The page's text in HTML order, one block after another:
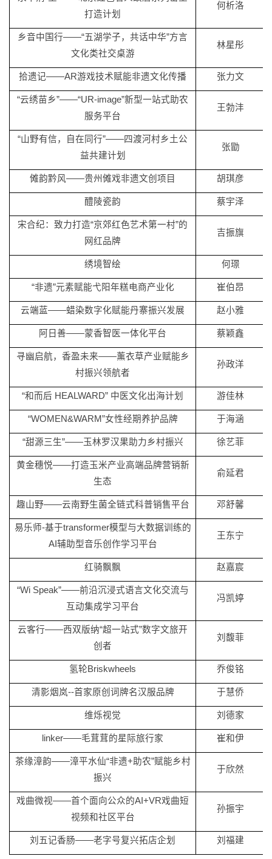
打造计划
何析洛
乡音中国行——“五湖学子，共话中华”方言
文化类社交桌游
林星彤
拾遗记——AR游戏技术赋能非遗文化传播 张力文
“云绣苗乡”——“UR-image”新型一站式助农
服务平台
王勃沣
“山野有信，自在同行”——四渡河村乡土公
益共建计划
张勖
傩韵黔风——贵州傩戏非遗文创项目 胡琪彦
醴陵瓷韵 蔡宇泽
宋合纪：致力打造“京郊红色艺术第一村”的
网红品牌
吉振旗
绣境智绘 何璟
“非遗”元素赋能弋阳年糕电商产业化 崔伯昂
云端蓝——蜡染数字化赋能丹寨振兴发展 赵小雅
阿日善——蒙香智医一体化平台 蔡颖鑫
寻幽启航，香盈未来——薰衣草产业赋能乡
村振兴领航者
孙政洋
“和而后 HEALWARD” 中医文化出海计划 游佳林
“WOMEN&WARM”女性经期养护品牌 于海涵
“甜源三生”——玉林罗汉果助力乡村振兴 徐艺菲
黄金穗悦——打造玉米产业高端品牌营销新
生态
俞延君
趣山野——云南野生菌全链式科普销售平台 邓舒馨
易乐师-基于transformer模型与大数据训练的
AI辅助型音乐创作学习平台
王东宁
红骑飘飘 赵嘉宸
“Wi Speak”——前沿沉浸式语言文化交流与
互动集成学习平台
冯凯婷
云客行——西双版纳“超一站式”数字文旅开
创者
刘馥菲
氢轮Briskwheels 乔俊铭
清影烟岚--首家原创词牌名汉服品牌 于慧侨
维烁视觉 刘德家
linker——毛茸茸的星际旅行家 崔和伊
茶缘漳韵——漳平水仙“非遗+助农”赋能乡村
振兴
于欣然
戏曲微视——首个面向公众的AI+VR戏曲短
视频和社区平台
孙振宇
刘五记香肠——老字号复兴拓店企划 刘福建